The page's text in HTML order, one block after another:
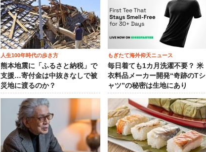
人生100年時代の歩き方
熊本地震に「ふるさと納税」で
支援…寄付金は中抜きなしで被
災地に渡るのか？
もぎたて海外仰天ニュース
毎日着ても1カ月洗濯不要？ 米
衣料品メーカー開発“奇跡のTシ
ャツ”の秘密は生地にあり